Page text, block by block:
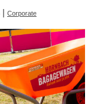
| Corporate